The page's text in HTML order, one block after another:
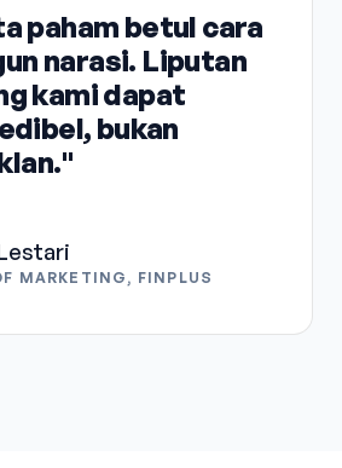
paham betul cara
narasi. Liputan
kami dapat
bukan
MARKETING, FINPLUS